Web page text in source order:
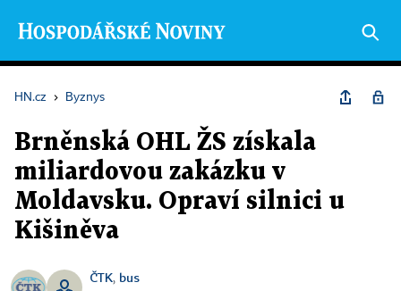
HN.cz › Byznys
Brněnská OHL ŽS získala
miliardovou zakázku v
Moldavsku. Opraví silnici u
Kišiněva
ČTK, bus